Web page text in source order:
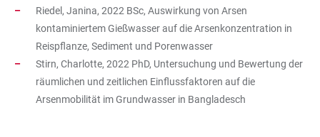
Riedel, Janina, 2022 BSc, Auswirkung von Arsen
kontaminiertem Gießwasser auf die Arsenkonzentration in
Reispflanze, Sediment und Porenwasser
Stirn, Charlotte, 2022 PhD, Untersuchung und Bewertung der
räumlichen und zeitlichen Einflussfaktoren auf die
Arsenmobilität im Grundwasser in Bangladesch